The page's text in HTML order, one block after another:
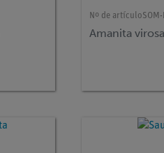
Nº de artículo
Amanita virosa